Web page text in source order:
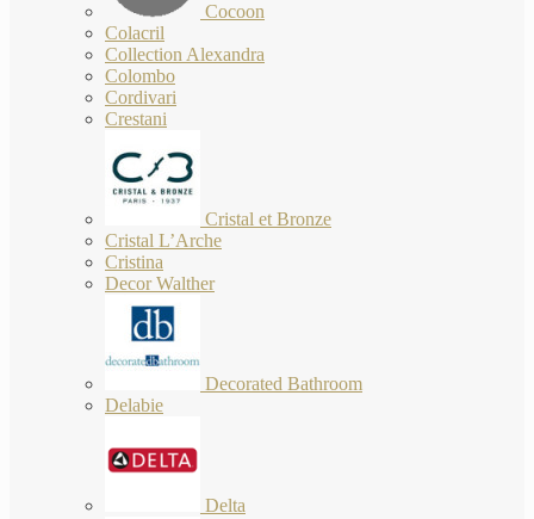
Cocoon
Colacril
Collection Alexandra
Colombo
Cordivari
Crestani
Cristal et Bronze
Cristal L’Arche
Cristina
Decor Walther
Decorated Bathroom
Delabie
Delta